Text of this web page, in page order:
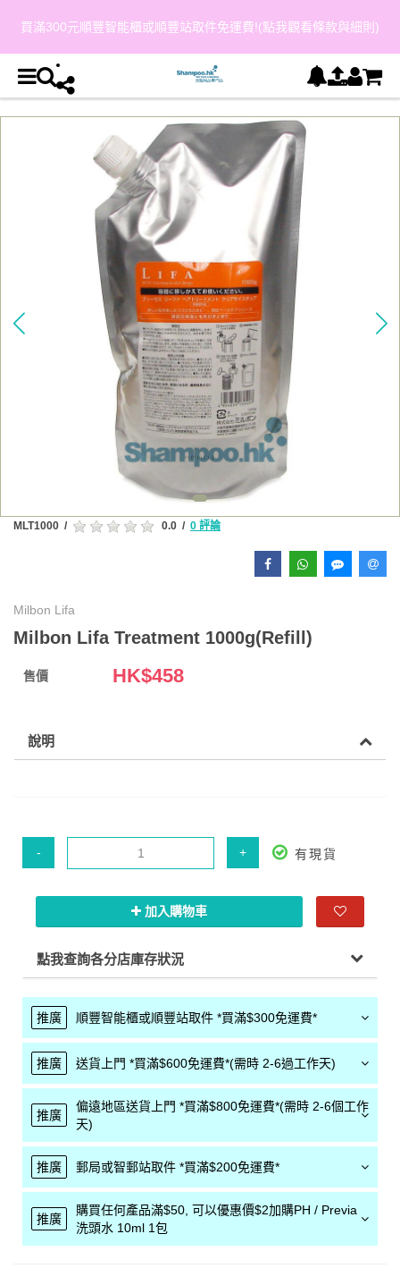
買滿300元順豐智能櫃或順豐站取件免運費!(點我觀看條款與細則)
MLT1000 / 0.0 / 0 評論
Milbon Lifa
Milbon Lifa Treatment 1000g(Refill)
售價 HK$458
說明
- + 有現貨
加入購物車
點我查詢各分店庫存狀況
推廣 順豐智能櫃或順豐站取件 *買滿$300免運費*
推廣 送貨上門 *買滿$600免運費*(需時 2-6過工作天)
推廣
偏遠地區送貨上門 *買滿$800免運費*(需時 2-6個工作
天)
推廣 郵局或智郵站取件 *買滿$200免運費*
推廣
購買任何產品滿$50, 可以優惠價$2加購PH / Previa
洗頭水 10ml 1包